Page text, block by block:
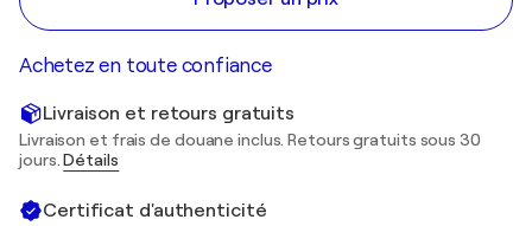
Achetez en toute confiance
Livraison et retours gratuits
Livraison et frais de douane inclus. Retours gratuits sous 30
jours.Détails
Certificat d'authenticité